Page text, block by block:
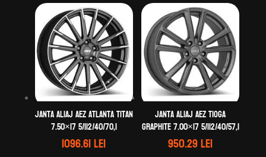
Janta aliaj AEZ Atlanta titan
7.50×17 5/112/40/70,1
1096.61lei
Janta aliaj AEZ Tioga
graphite 7.00×17 5/112/40/57,1
950.29lei